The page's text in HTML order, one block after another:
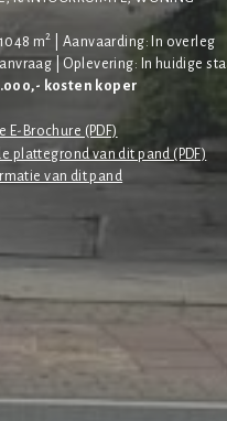
m2
| Aanvaarding: In overleg
| Oplevering: In huidige
kosten koper
plattegrond van dit pand (PDF)
van dit pand